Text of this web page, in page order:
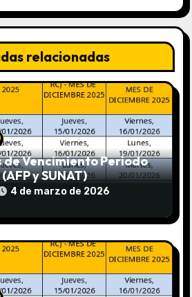
relacionadas
de Vencimiento Periodo
y SUNAT)
4 de marzo de 2026